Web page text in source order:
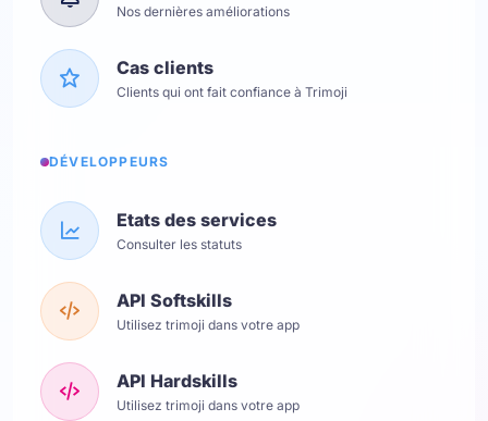
Nos dernières améliorations
Cas clients
Clients qui ont fait confiance à Trimoji
DÉVELOPPEURS
Etats des services
Consulter les statuts
API Softskills
Utilisez trimoji dans votre app
API Hardskills
Utilisez trimoji dans votre app